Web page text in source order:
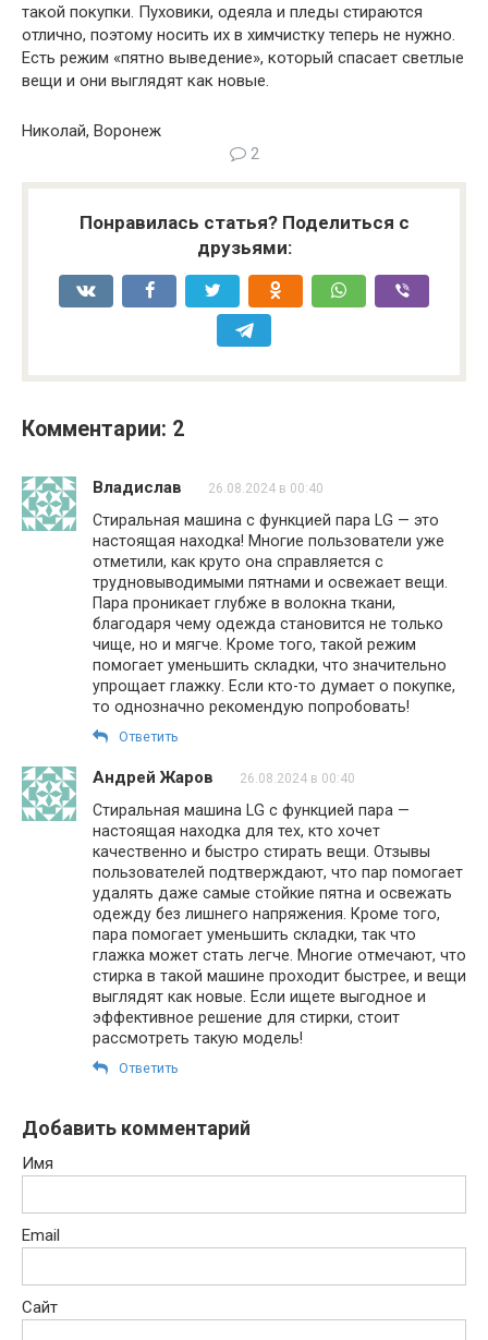
такой покупки. Пуховики, одеяла и пледы стираются
отлично, поэтому носить их в химчистку теперь не нужно.
Есть режим «пятно выведение», который спасает светлые
вещи и они выглядят как новые.
Николай, Воронеж
2
Понравилась статья? Поделиться с
друзьями:
Комментарии: 2
Владислав 26.08.2024 в 00:40
Стиральная машина с функцией пара LG — это
настоящая находка! Многие пользователи уже
отметили, как круто она справляется с
трудновыводимыми пятнами и освежает вещи.
Пара проникает глубже в волокна ткани,
благодаря чему одежда становится не только
чище, но и мягче. Кроме того, такой режим
помогает уменьшить складки, что значительно
упрощает глажку. Если кто-то думает о покупке,
то однозначно рекомендую попробовать!
Ответить
Андрей Жаров 26.08.2024 в 00:40
Стиральная машина LG с функцией пара —
настоящая находка для тех, кто хочет
качественно и быстро стирать вещи. Отзывы
пользователей подтверждают, что пар помогает
удалять даже самые стойкие пятна и освежать
одежду без лишнего напряжения. Кроме того,
пара помогает уменьшить складки, так что
глажка может стать легче. Многие отмечают, что
стирка в такой машине проходит быстрее, и вещи
выглядят как новые. Если ищете выгодное и
эффективное решение для стирки, стоит
рассмотреть такую модель!
Ответить
Добавить комментарий
Имя
Email
Сайт